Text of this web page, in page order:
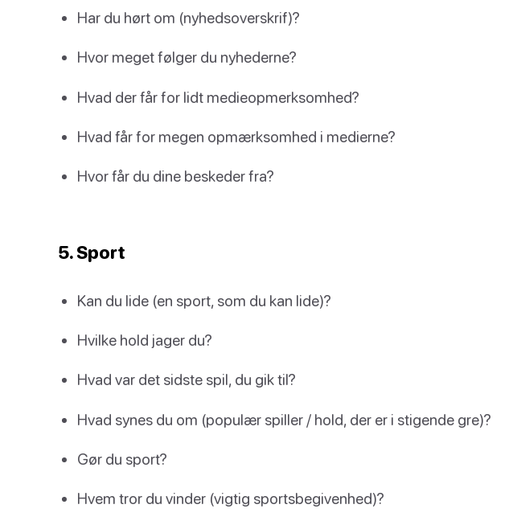
Har du hørt om (nyhedsoverskrif)?
Hvor meget følger du nyhederne?
Hvad der får for lidt medieopmerksomhed?
Hvad får for megen opmærksomhed i medierne?
Hvor får du dine beskeder fra?
5. Sport
Kan du lide (en sport, som du kan lide)?
Hvilke hold jager du?
Hvad var det sidste spil, du gik til?
Hvad synes du om (populær spiller / hold, der er i stigende gre)?
Gør du sport?
Hvem tror du vinder (vigtig sportsbegivenhed)?